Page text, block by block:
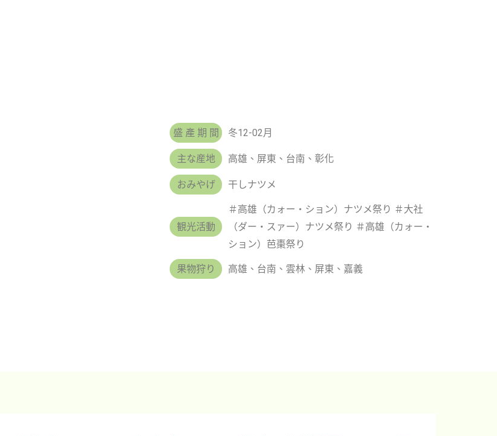
盛 產 期 間 冬12-02月
主な産地 高雄、屏東、台南、彰化
おみやげ 干しナツメ
観光活動
＃高雄（カォー・ション）ナツメ祭り ＃大社
（ダー・スァー）ナツメ祭り ＃高雄（カォー・
ション）芭棗祭り
果物狩り 高雄、台南、雲林、屏東、嘉義